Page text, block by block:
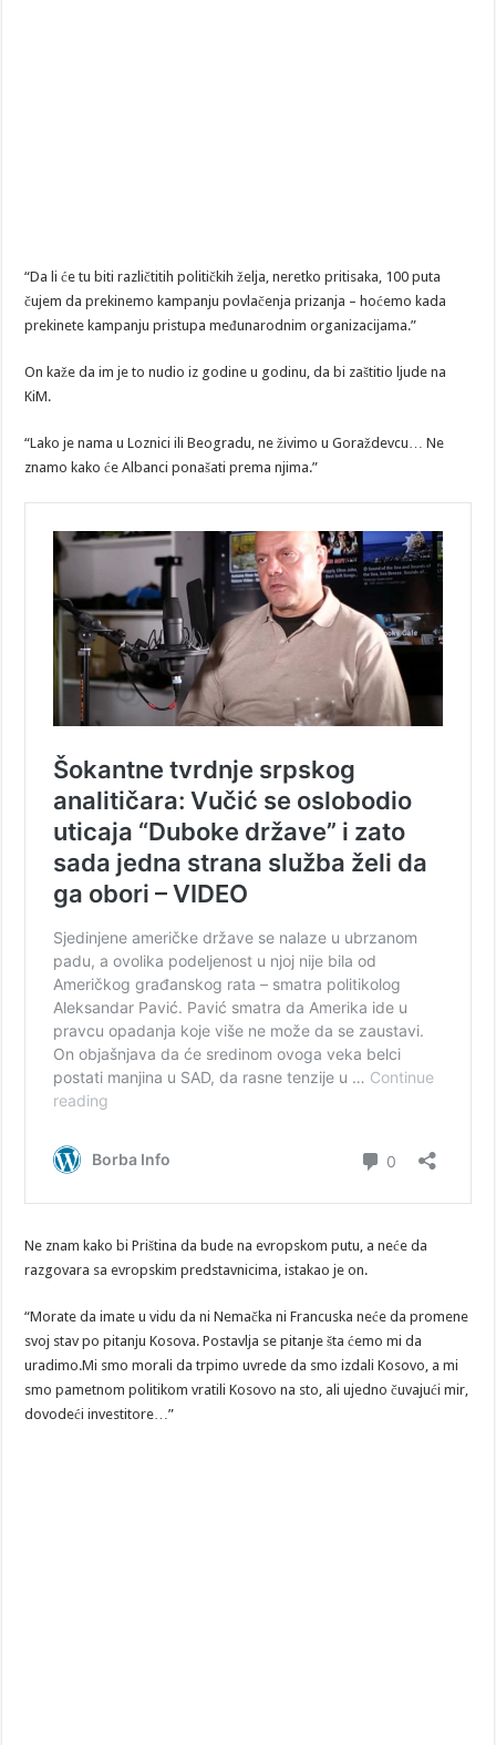
“Da li će tu biti različtitih političkih želja, neretko pritisaka, 100 puta
čujem da prekinemo kampanju povlačenja prizanja – hoćemo kada
prekinete kampanju pristupa međunarodnim organizacijama.”
On kaže da im je to nudio iz godine u godinu, da bi zaštitio ljude na
KiM.
“Lako je nama u Loznici ili Beogradu, ne živimo u Goraždevcu… Ne
znamo kako će Albanci ponašati prema njima.”
Ne znam kako bi Priština da bude na evropskom putu, a neće da
razgovara sa evropskim predstavnicima, istakao je on.
“Morate da imate u vidu da ni Nemačka ni Francuska neće da promene
svoj stav po pitanju Kosova. Postavlja se pitanje šta ćemo mi da
uradimo.Mi smo morali da trpimo uvrede da smo izdali Kosovo, a mi
smo pametnom politikom vratili Kosovo na sto, ali ujedno čuvajući mir,
dovodeći investitore…”